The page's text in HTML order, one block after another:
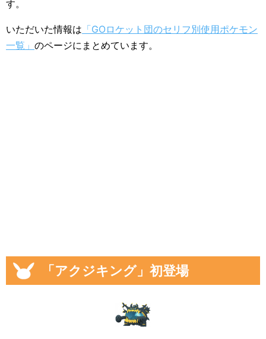
す。
いただいた情報は 「GOロケット団のセリフ別使用ポケモン
一覧」 のページにまとめています。
「アクジキング」初登場